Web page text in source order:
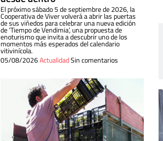
El próximo sábado 5 de septiembre de 2026, la
Cooperativa de Viver volverá a abrir las puertas
de sus viñedos para celebrar una nueva edición
de ‘Tiempo de Vendimia’, una propuesta de
enoturismo que invita a descubrir uno de los
momentos más esperados del calendario
vitivinícola.
05/08/2026ActualidadSin comentarios